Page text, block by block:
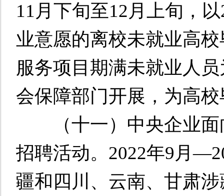
11月下旬至12月上旬，
业意愿的离校未就业高
服务项目期满未就业人
会保障部门开展，为高
（十一）中央企业面
招聘活动。2022年9月
疆和四川、云南、甘肃